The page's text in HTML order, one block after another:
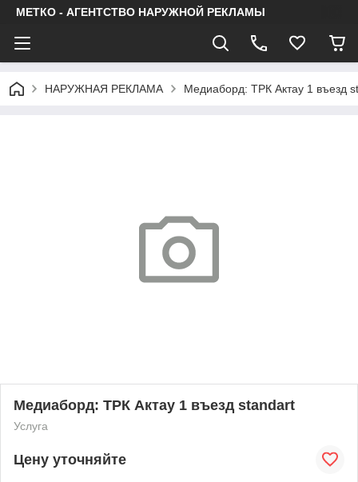
МЕТКО - АГЕНТСТВО НАРУЖНОЙ РЕКЛАМЫ
НАРУЖНАЯ РЕКЛАМА Медиаборд: ТРК Актау 1 въезд
Медиаборд: ТРК Актау 1 въезд standart
Услуга
Цену уточняйте